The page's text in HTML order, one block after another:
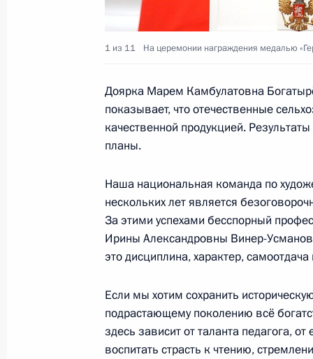
30 апреля 2015 года, 15:15 Московская
Встреча с участниками «группы
29 апреля 2015 года, 18:40 Московская
Совещание с членами
29 апреля 2015 года, 15:00 Московская
Медиафорум независимых
28 апреля 2015 года, 15:40 Санкт-Петербург
1 из 11 На церемонии награждения медалью
Доярка Марем Камбулатовна
показывает, что отечественные
качественной продукцией.
планы.
Наша национальная команда по
нескольких лет является
За этими успехами бесспорный
Ирины Александровны Винер-
это дисциплина, характер,
Если мы хотим сохранить
подрастающему поколению всё
здесь зависит от таланта педагога,
воспитать страсть к чтению,